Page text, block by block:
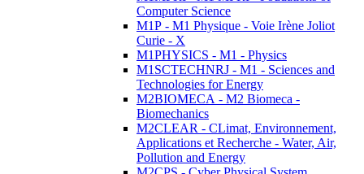
Computer Science
M1P - M1 Physique - Voie Irène Joliot
Curie - X
M1PHYSICS - M1 - Physics
M1SCTECHNRJ - M1 - Sciences and
Technologies for Energy
M2BIOMECA - M2 Biomeca -
Biomechanics
M2CLEAR - CLimat, Environnement,
Applications et Recherche - Water, Air,
Pollution and Energy